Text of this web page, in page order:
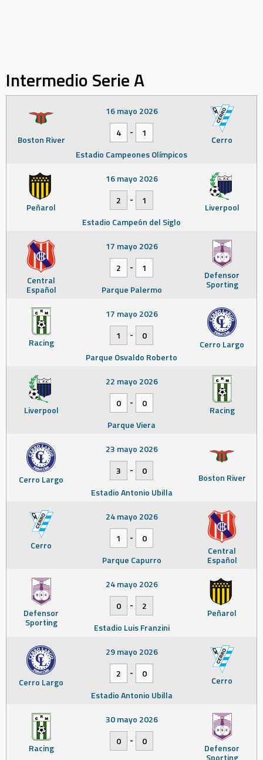
Intermedio Serie A
Boston River Cerro
16 mayo 2026
4
-
1
Estadio Campeones Olímpicos
Peñarol Liverpool
16 mayo 2026
2
-
1
Estadio Campeón del Siglo
Central
Español
Defensor
Sporting
17 mayo 2026
2
-
1
Parque Palermo
Racing Cerro Largo
17 mayo 2026
1
-
0
Parque Osvaldo Roberto
Liverpool Racing
22 mayo 2026
0
-
0
Parque Viera
Cerro Largo Boston River
23 mayo 2026
3
-
0
Estadio Antonio Ubilla
Cerro Central
Español
24 mayo 2026
1
-
0
Parque Capurro
Defensor
Sporting
Peñarol
24 mayo 2026
0
-
2
Estadio Luis Franzini
Cerro Largo Cerro
29 mayo 2026
2
-
0
Estadio Antonio Ubilla
Racing Defensor
Sporting
30 mayo 2026
0
-
0